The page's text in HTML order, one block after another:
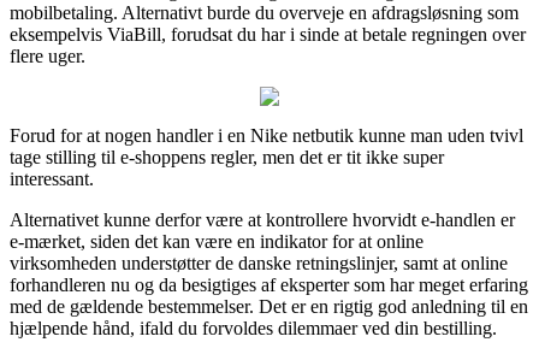
mobilbetaling. Alternativt burde du overveje en afdragsløsning som
eksempelvis ViaBill, forudsat du har i sinde at betale regningen over
flere uger.
Forud for at nogen handler i en Nike netbutik kunne man uden tvivl
tage stilling til e-shoppens regler, men det er tit ikke super
interessant.
Alternativet kunne derfor være at kontrollere hvorvidt e-handlen er
e-mærket, siden det kan være en indikator for at online
virksomheden understøtter de danske retningslinjer, samt at online
forhandleren nu og da besigtiges af eksperter som har meget erfaring
med de gældende bestemmelser. Det er en rigtig god anledning til en
hjælpende hånd, ifald du forvoldes dilemmaer ved din bestilling.